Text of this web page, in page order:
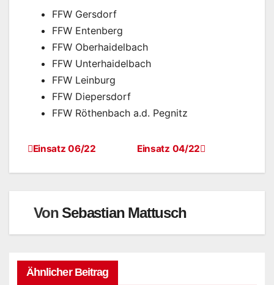
FFW Gersdorf
FFW Entenberg
FFW Oberhaidelbach
FFW Unterhaidelbach
FFW Leinburg
FFW Diepersdorf
FFW Röthenbach a.d. Pegnitz
Einsatz 04/22
Einsatz 06/22
VonSebastian Mattusch
Ähnlicher Beitrag